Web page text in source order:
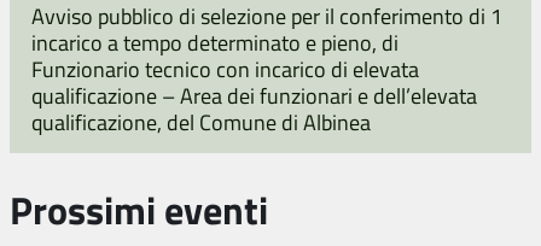
Avviso pubblico di selezione per il conferimento di 1
incarico a tempo determinato e pieno, di
Funzionario tecnico con incarico di elevata
qualificazione – Area dei funzionari e dell’elevata
qualificazione, del Comune di Albinea
Prossimi eventi